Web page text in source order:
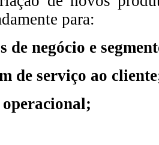
para:
de negócio e
de serviço ao